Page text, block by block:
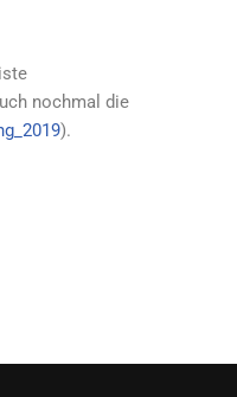
nochmal die
).